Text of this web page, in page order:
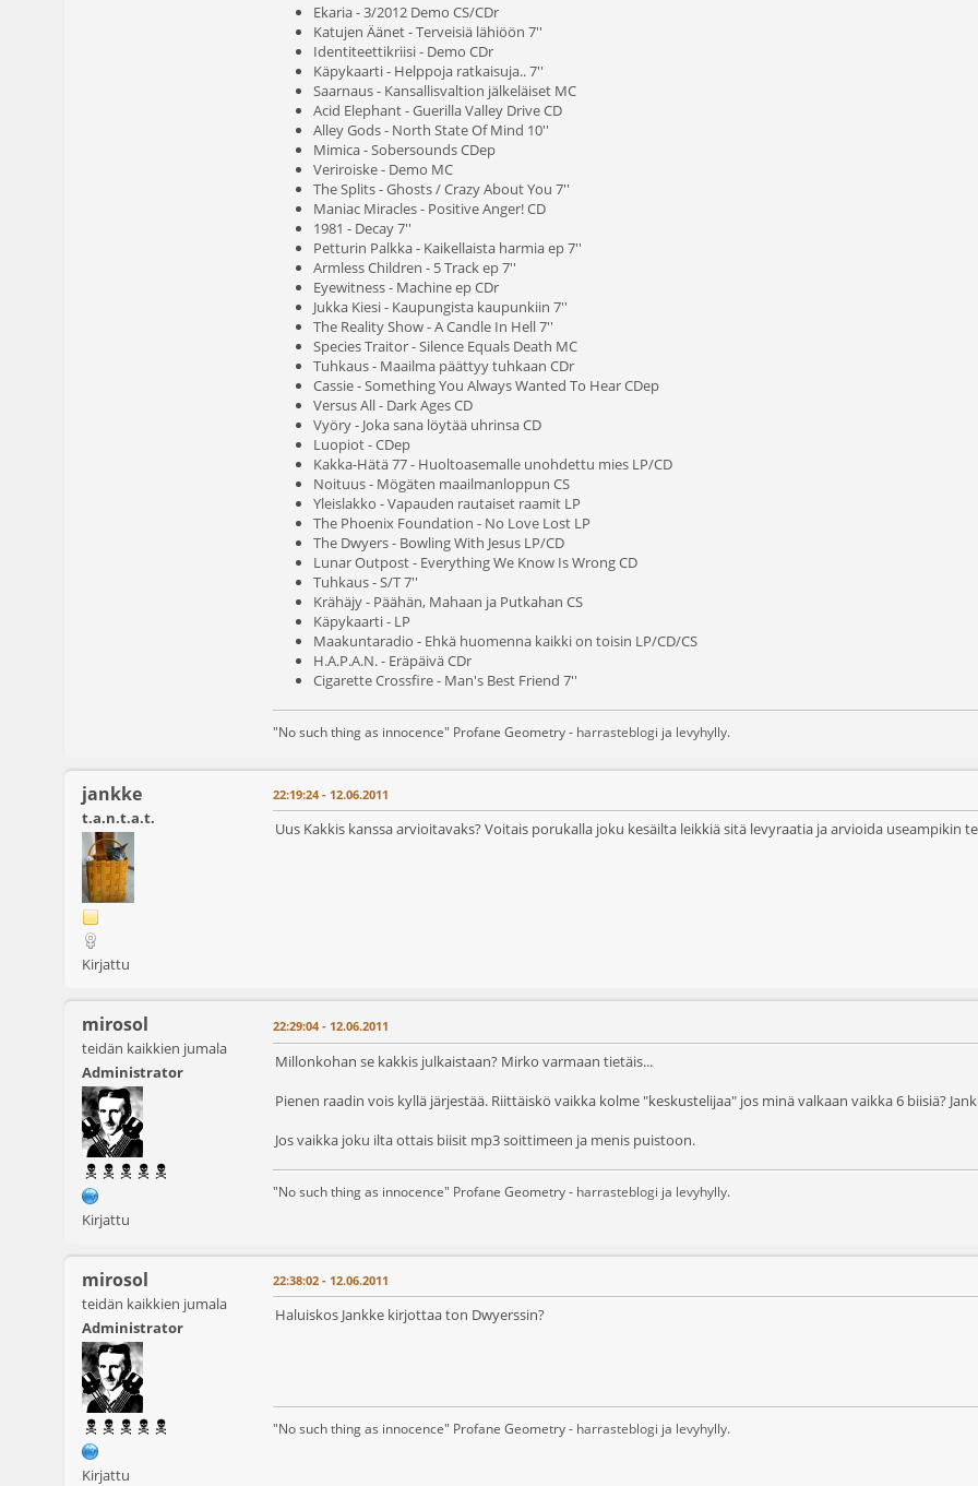
Ekaria - 3/2012 Demo CS/CDr
Katujen Äänet - Terveisiä lähiöön 7''
Identiteettikriisi - Demo CDr
Käpykaarti - Helppoja ratkaisuja.. 7''
Saarnaus - Kansallisvaltion jälkeläiset MC
Acid Elephant - Guerilla Valley Drive CD
Alley Gods - North State Of Mind 10''
Mimica - Sobersounds CDep
Veriroiske - Demo MC
The Splits - Ghosts / Crazy About You 7''
Maniac Miracles - Positive Anger! CD
1981 - Decay 7''
Petturin Palkka - Kaikellaista harmia ep 7''
Armless Children - 5 Track ep 7''
Eyewitness - Machine ep CDr
Jukka Kiesi - Kaupungista kaupunkiin 7''
The Reality Show - A Candle In Hell 7''
Species Traitor - Silence Equals Death MC
Tuhkaus - Maailma päättyy tuhkaan CDr
Cassie - Something You Always Wanted To Hear CDep
Versus All - Dark Ages CD
Vyöry - Joka sana löytää uhrinsa CD
Luopiot - CDep
Kakka-Hätä 77 - Huoltoasemalle unohdettu mies LP/CD
Noituus - Mögäten maailmanloppun CS
Yleislakko - Vapauden rautaiset raamit LP
The Phoenix Foundation - No Love Lost LP
The Dwyers - Bowling With Jesus LP/CD
Lunar Outpost - Everything We Know Is Wrong CD
Tuhkaus - S/T 7''
Krähäjy - Päähän, Mahaan ja Putkahan CS
Käpykaarti - LP
Maakuntaradio - Ehkä huomenna kaikki on toisin LP/CD/CS
H.A.P.A.N. - Eräpäivä CDr
Cigarette Crossfire - Man's Best Friend 7''
"No such thing as innocence" Profane Geometry - harrasteblogi ja levyhylly.
jankke
t.a.n.t.a.t.
Kirjattu
22:19:24 - 12.06.2011
Uus Kakkis kanssa arvioitavaks? Voitais porukalla joku kesäilta leikkiä sitä levyraatia ja arvioida useampikin
mirosol
teidän kaikkien jumala
Administrator
Kirjattu
22:29:04 - 12.06.2011
Millonkohan se kakkis julkaistaan? Mirko varmaan tietäis...
Pienen raadin vois kyllä järjestää. Riittäiskö vaikka kolme "keskustelijaa" jos minä valkaan vaikka 6 biisiä?
Jos vaikka joku ilta ottais biisit mp3 soittimeen ja menis puistoon.
"No such thing as innocence" Profane Geometry - harrasteblogi ja levyhylly.
mirosol
teidän kaikkien jumala
Administrator
Kirjattu
22:38:02 - 12.06.2011
Haluiskos Jankke kirjottaa ton Dwyerssin?
"No such thing as innocence" Profane Geometry - harrasteblogi ja levyhylly.